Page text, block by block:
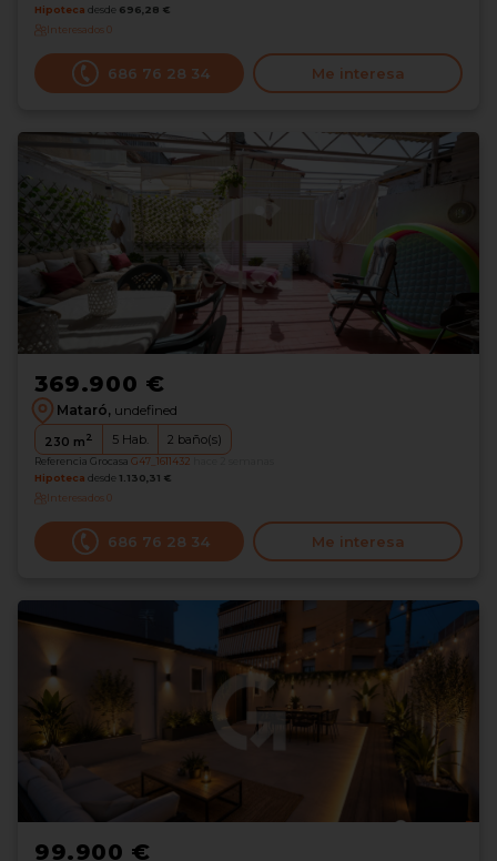
Hipoteca desde 696,28 €
Interesados0
686 76 28 34 Me interesa
369.900 €
Mataró, undefined
230 m2 5 Hab. 2 baño(s)
Referencia Grocasa G47_1611432
Hipoteca desde 1.130,31 €
Interesados0
686 76 28 34 Me interesa
99.900 €